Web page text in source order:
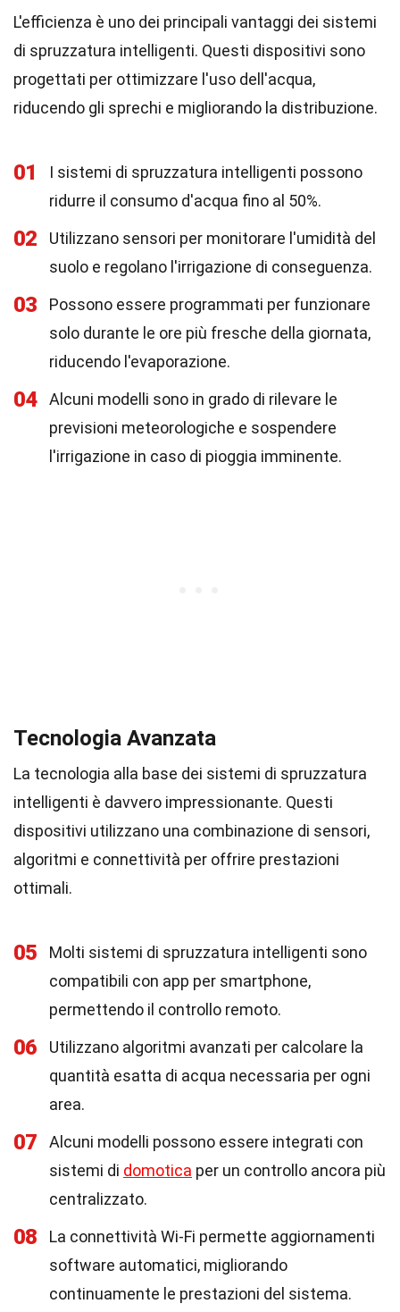
L'efficienza è uno dei principali vantaggi dei sistemi
di spruzzatura intelligenti. Questi dispositivi sono
progettati per ottimizzare l'uso dell'acqua,
riducendo gli sprechi e migliorando la distribuzione.
01
I sistemi di spruzzatura intelligenti possono
ridurre il consumo d'acqua fino al 50%.
02
Utilizzano sensori per monitorare l'umidità del
suolo e regolano l'irrigazione di conseguenza.
03
Possono essere programmati per funzionare
solo durante le ore più fresche della giornata,
riducendo l'evaporazione.
04
Alcuni modelli sono in grado di rilevare le
previsioni meteorologiche e sospendere
l'irrigazione in caso di pioggia imminente.
Tecnologia Avanzata
La tecnologia alla base dei sistemi di spruzzatura
intelligenti è davvero impressionante. Questi
dispositivi utilizzano una combinazione di sensori,
algoritmi e connettività per offrire prestazioni
ottimali.
05
Molti sistemi di spruzzatura intelligenti sono
compatibili con app per smartphone,
permettendo il controllo remoto.
06
Utilizzano algoritmi avanzati per calcolare la
quantità esatta di acqua necessaria per ogni
area.
07
Alcuni modelli possono essere integrati con
sistemi di domotica per un controllo ancora più
centralizzato.
08
La connettività Wi-Fi permette aggiornamenti
software automatici, migliorando
continuamente le prestazioni del sistema.